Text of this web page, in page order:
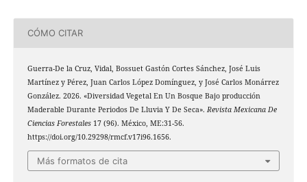
CÓMO CITAR
Guerra-De la Cruz, Vidal, Bossuet Gastón Cortes Sánchez, José Luis
Martínez y Pérez, Juan Carlos López Domínguez, y José Carlos Monárrez
González. 2026. «Diversidad Vegetal En Un Bosque Bajo producción
Maderable Durante Periodos De Lluvia Y De Seca». Revista Mexicana De
Ciencias Forestales17 (96). México, ME:31-56.
https://doi.org/10.29298/rmcf.v17i96.1656.
Más formatos de cita